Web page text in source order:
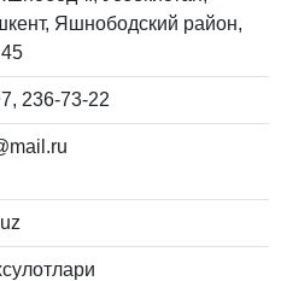
Яшнободский район,
236-73-22